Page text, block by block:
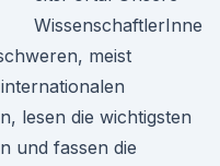
WissenschaftlerInne
meist
lesen die wichtigsten
und fassen die